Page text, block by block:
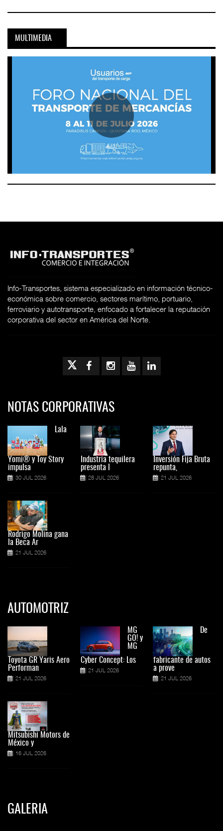
MULTIMEDIA
Info-Transportes, sistema especializado en información técnico-
económica sobre comercio, sectores marítimo, portuario,
ferroviario y autotransporte, enfocado a fortalecer la reputación
corporativa del sector en América del Norte.
NOTAS CORPORATIVAS
Lala
Yomi® y Toy Story
impulsa
30 JUL 2026
Rodrigo Molina gana
la Beca Ar
21 JUL 2026
Industria tequilera
presenta l
28 JUL 2026
Inversión Fija Bruta
repunta,
21 JUL 2026
AUTOMOTRIZ
Toyota GR Yaris Aero
Performan
21 JUL 2026
Mitsubishi Motors de
México y
16 JUL 2026
MG
GO! y
MG
Cyber Concept: Los
21 JUL 2026
De
fabricante de autos
a prove
21 JUL 2026
GALERIA